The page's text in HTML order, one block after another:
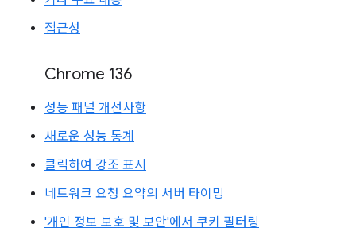
접근성
Chrome 136
성능 패널 개선사항
새로운 성능 통계
클릭하여 강조 표시
네트워크 요청 요약의 서버 타이밍
'개인 정보 보호 및 보안'에서 쿠키 필터링